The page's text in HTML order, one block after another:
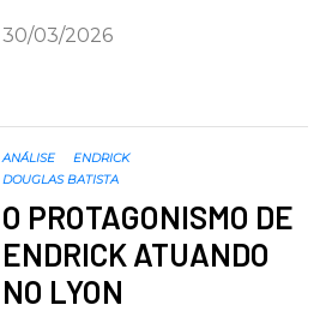
30/03/2026
ANÁLISE
ENDRICK
DOUGLAS BATISTA
O PROTAGONISMO DE
ENDRICK ATUANDO
NO LYON